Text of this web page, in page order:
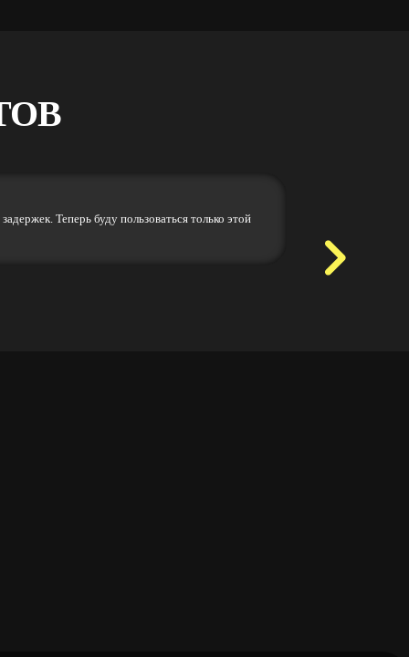
Теперь буду пользоваться только этой